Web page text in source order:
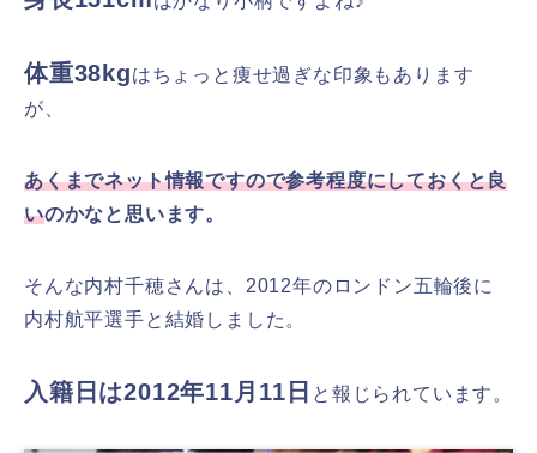
体重38kgはちょっと痩せ過ぎな印象もあります
が、
あくまでネット情報ですので参考程度にしておくと良
いのかなと思います。
そんな内村千穂さんは、2012年のロンドン五輪後に
内村航平選手と結婚しました。
入籍日は2012年11月11日 と報じられています。